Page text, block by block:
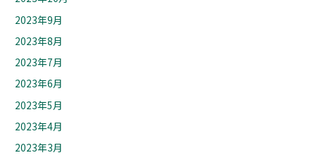
2023年9月
2023年8月
2023年7月
2023年6月
2023年5月
2023年4月
2023年3月